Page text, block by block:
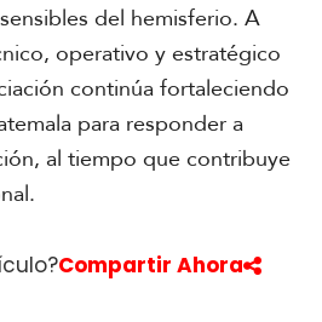
del hemisferio. A
operativo y estratégico
continúa fortaleciendo
para responder a
al tiempo que contribuye
Compartir Ahora